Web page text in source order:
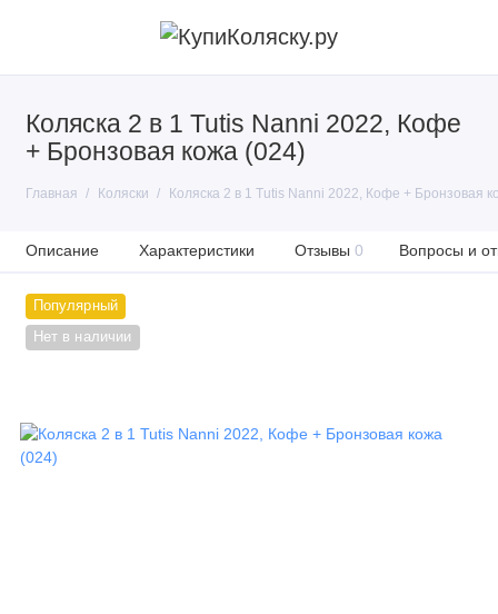
Коляска 2 в 1 Tutis Nanni 2022, Кофе
+ Бронзовая кожа (024)
Главная Коляски Коляска 2 в 1 Tutis Nanni 2022, Кофе + Бронзовая
Описание Характеристики Отзывы 0 Вопросы и
Популярный
Нет в наличии